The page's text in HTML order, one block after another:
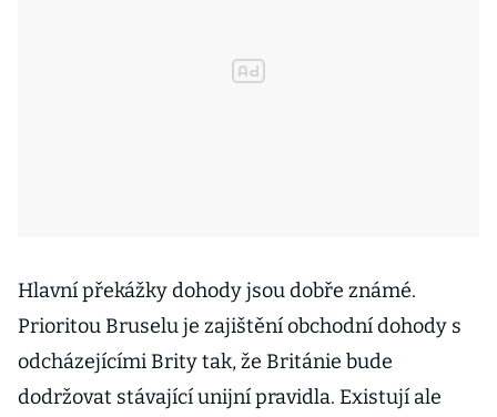
Hlavní překážky dohody jsou dobře známé.
Prioritou Bruselu je zajištění obchodní dohody s
odcházejícími Brity tak, že Británie bude
dodržovat stávající unijní pravidla. Existují ale